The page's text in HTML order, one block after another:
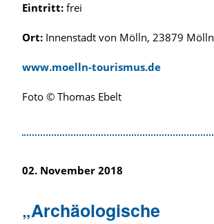
Eintritt: frei
Ort: Innenstadt von Mölln, 23879 Mölln
www.moelln-tourismus.de
Foto © Thomas Ebelt
02. November 2018
„Archäologische